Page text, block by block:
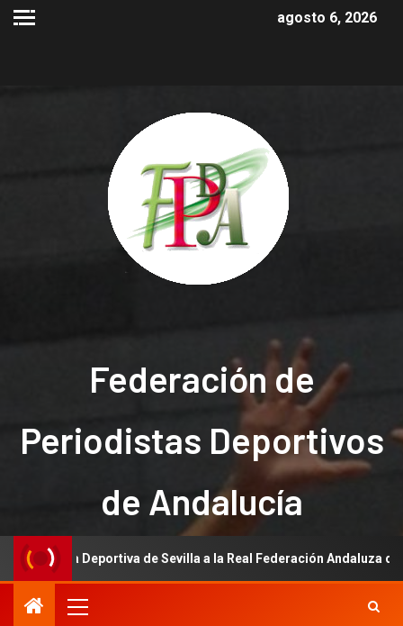
agosto 6, 2026
Federación de
Periodistas Deportivos
de Andalucía
de Sevilla a la Real Federación Andaluza de Fútbol